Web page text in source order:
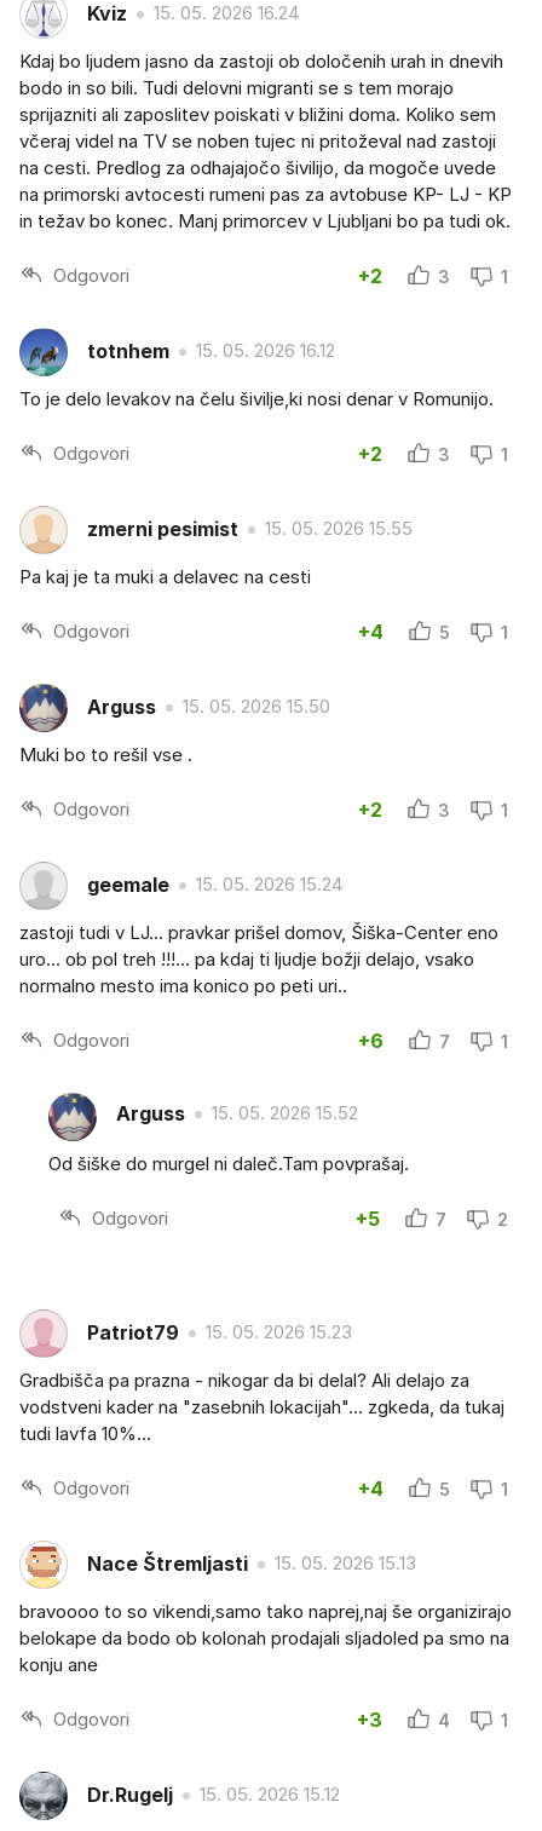
Kviz 15. 05. 2026 16.24
Kdaj bo ljudem jasno da zastoji ob določenih urah in dnevih
bodo in so bili. Tudi delovni migranti se s tem morajo
sprijazniti ali zaposlitev poiskati v bližini doma. Koliko sem
včeraj videl na TV se noben tujec ni pritoževal nad zastoji
na cesti. Predlog za odhajajočo šivilijo, da mogoče uvede
na primorski avtocesti rumeni pas za avtobuse KP- LJ - KP
in težav bo konec. Manj primorcev v Ljubljani bo pa tudi ok.
Odgovori +2 3 1
totnhem 15. 05. 2026 16.12
To je delo levakov na čelu šivilje,ki nosi denar v Romunijo.
Odgovori +2 3 1
zmerni pesimist 15. 05. 2026 15.55
Pa kaj je ta muki a delavec na cesti
Odgovori +4 5 1
Arguss 15. 05. 2026 15.50
Muki bo to rešil vse .
Odgovori +2 3 1
geemale 15. 05. 2026 15.24
zastoji tudi v LJ... pravkar prišel domov, Šiška-Center eno
uro... ob pol treh !!!... pa kdaj ti ljudje božji delajo, vsako
normalno mesto ima konico po peti uri..
Odgovori +6 7 1
Arguss 15. 05. 2026 15.52
Od šiške do murgel ni daleč.Tam povprašaj.
Odgovori +5 7 2
Patriot79 15. 05. 2026 15.23
Gradbišča pa prazna - nikogar da bi delal? Ali delajo za
vodstveni kader na "zasebnih lokacijah"... zgkeda, da tukaj
tudi lavfa 10%...
Odgovori +4 5 1
Nace Štremljasti 15. 05. 2026 15.13
bravoooo to so vikendi,samo tako naprej,naj še organizirajo
belokape da bodo ob kolonah prodajali sljadoled pa smo na
konju ane
Odgovori +3 4 1
Dr.Rugelj 15. 05. 2026 15.12